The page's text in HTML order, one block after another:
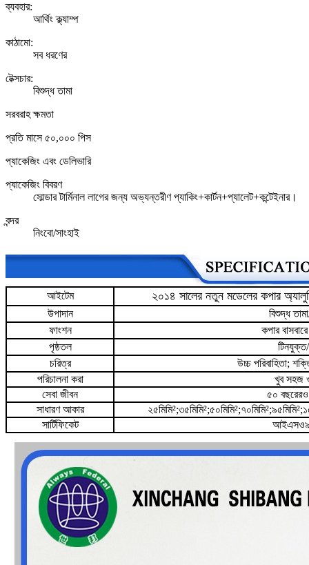
ব্যবহার:
আর্থিং ক্ল্যাম্প
কাঠামো:
সব ধরণের
টেক্সচার:
বিশুদ্ধ তামা
সরবরাহ ক্ষমতা
প্রতি মাসে ৫০,০০০ পিস
প্যাকেজিং এবং ডেলিভারি
প্যাকেজিং বিবরণ
সোল্ডার টার্মিনাল লাগের জন্য অভ্যন্তরীণ প্যাকিং+কার্টন+প্যালেট+কন্টেইনার।
বন্দর
নিংবো/সাংহাই
আইটেম ২০১৪ সালের নতুন মডেলের কপার
উপাদান
বিশুদ্ধ
ফাংশন
কপার
পৃষ্ঠতল
টিনযুক্ত/
চরিত্র
উচ্চ পরিবাহিতা;
পরিচালনা করা
খুব সহজ
সেবা জীবন
৫০ বছরেরও
সাধারণ আকার
সার্টিফিকেট